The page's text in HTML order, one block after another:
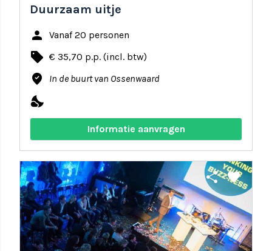
Duurzaam uitje
person Vanaf 20 personen
local_offer € 35,70 p.p. (incl. btw)
where_to_vote In de buurt van Ossenwaard
nights_stay
Informatie aanvragen
share favorite